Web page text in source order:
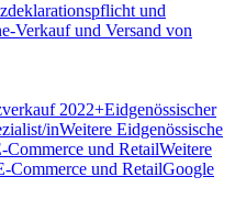
und
Verkauf und Versand von
verkauf 2022+Eidgenössischer
inWeitere Eidgenössische
Commerce und RetailWeitere
Commerce und RetailGoogle